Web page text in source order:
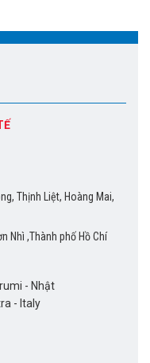
Thịnh Liệt, Hoàng Mai,
Nhì ,Thành phố Hồ Chí
- Nhật
- Italy